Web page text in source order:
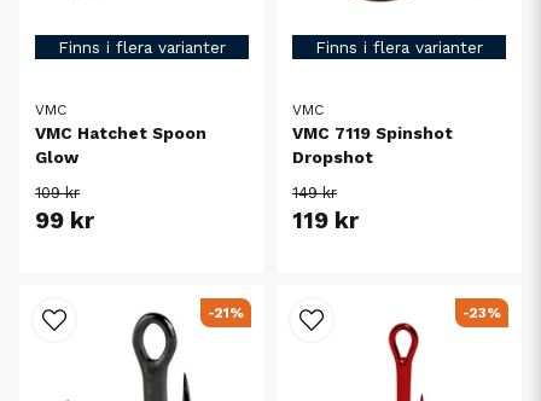
Finns i flera varianter
VMC
VMC Hatchet Spoon
Glow
109 kr
99 kr
Finns i flera varianter
VMC
VMC 7119 Spinshot
Dropshot
149 kr
119 kr
-21% -23%